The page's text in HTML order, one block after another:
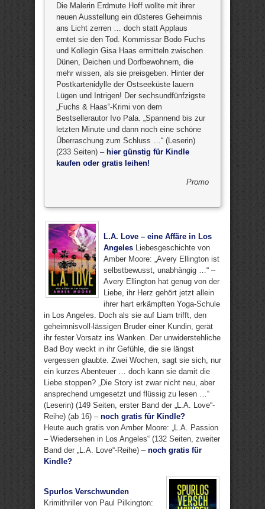
Die Malerin Erdmute Hoff wollte mit ihrer
neuen Ausstellung ein düsteres Geheimnis
ans Licht zerren … doch statt Applaus
erntet sie den Tod. Kommissar Bodo Fuchs
und Kollegin Gisa Haas ermitteln zwischen
Dünen, Deichen und Dorfbewohnern, die
mehr wissen, als sie preisgeben. Hinter der
Postkartenidylle der Ostseeküste lauern
Lügen und Intrigen! Der sechsundfünfzigste
„Fuchs & Haas“-Krimi von dem
Bestsellerautor Ivo Pala. „Spannend bis zur
letzten Minute und dann noch eine schöne
Überraschung zum Schluss …“ (Leserin)
(233 Seiten) – hier günstig für Kindle
kaufen oder gratis leihen!
Promo
L.A. Love – eine Affäre in Los
Angeles Liebesgeschichte von
Amber Moore: „Avery Ellington ist
selbstbewusst, unabhängig …“ –
Avery Ellington hat genug von der
Liebe, ihr Herz gehört jetzt allein
ihrer hart erkämpften Yoga-Schule
in Los Angeles. Doch als sie auf Liam trifft, den
geheimnisvoll-lässigen Bruder einer Kundin, gerät
ihr fester Vorsatz ins Wanken. Der unwiderstehliche
Bad Boy weckt in ihr Gefühle, die sie längst
vergessen glaubte. Zwei Wochen, sagt sie sich, nur
ein kurzes Abenteuer … doch kann sie damit die
Liebe stoppen? „Die Story ist zwar nicht neu, aber
ansprechend umgesetzt und flüssig zu lesen …“
(Leserin) (149 Seiten, erster Band der „L.A. Love“-
Reihe) (ab 16) – noch gratis für Kindle?
Heute auch gratis von Amber Moore: „L.A. Passion
– Wiedersehen in Los Angeles“ (132 Seiten, zweiter
Band der „L.A. Love“-Reihe) – noch gratis für
Kindle?
Spurlos Verschwunden
Krimithriller von Paul Pilkington: